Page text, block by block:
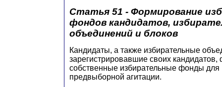
Статья 51 - Формирование
фондов кандидатов,
объединений и блоков
Кандидаты, а также избирательные
зарегистрировавшие своих
собственные избирательные фонды для
предвыборной агитации.